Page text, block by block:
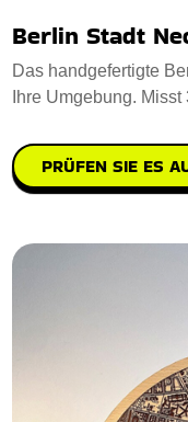
Berlin Stadt
Das handgefertigte
Ihre Umgebung.
PRÜFEN SIE ES